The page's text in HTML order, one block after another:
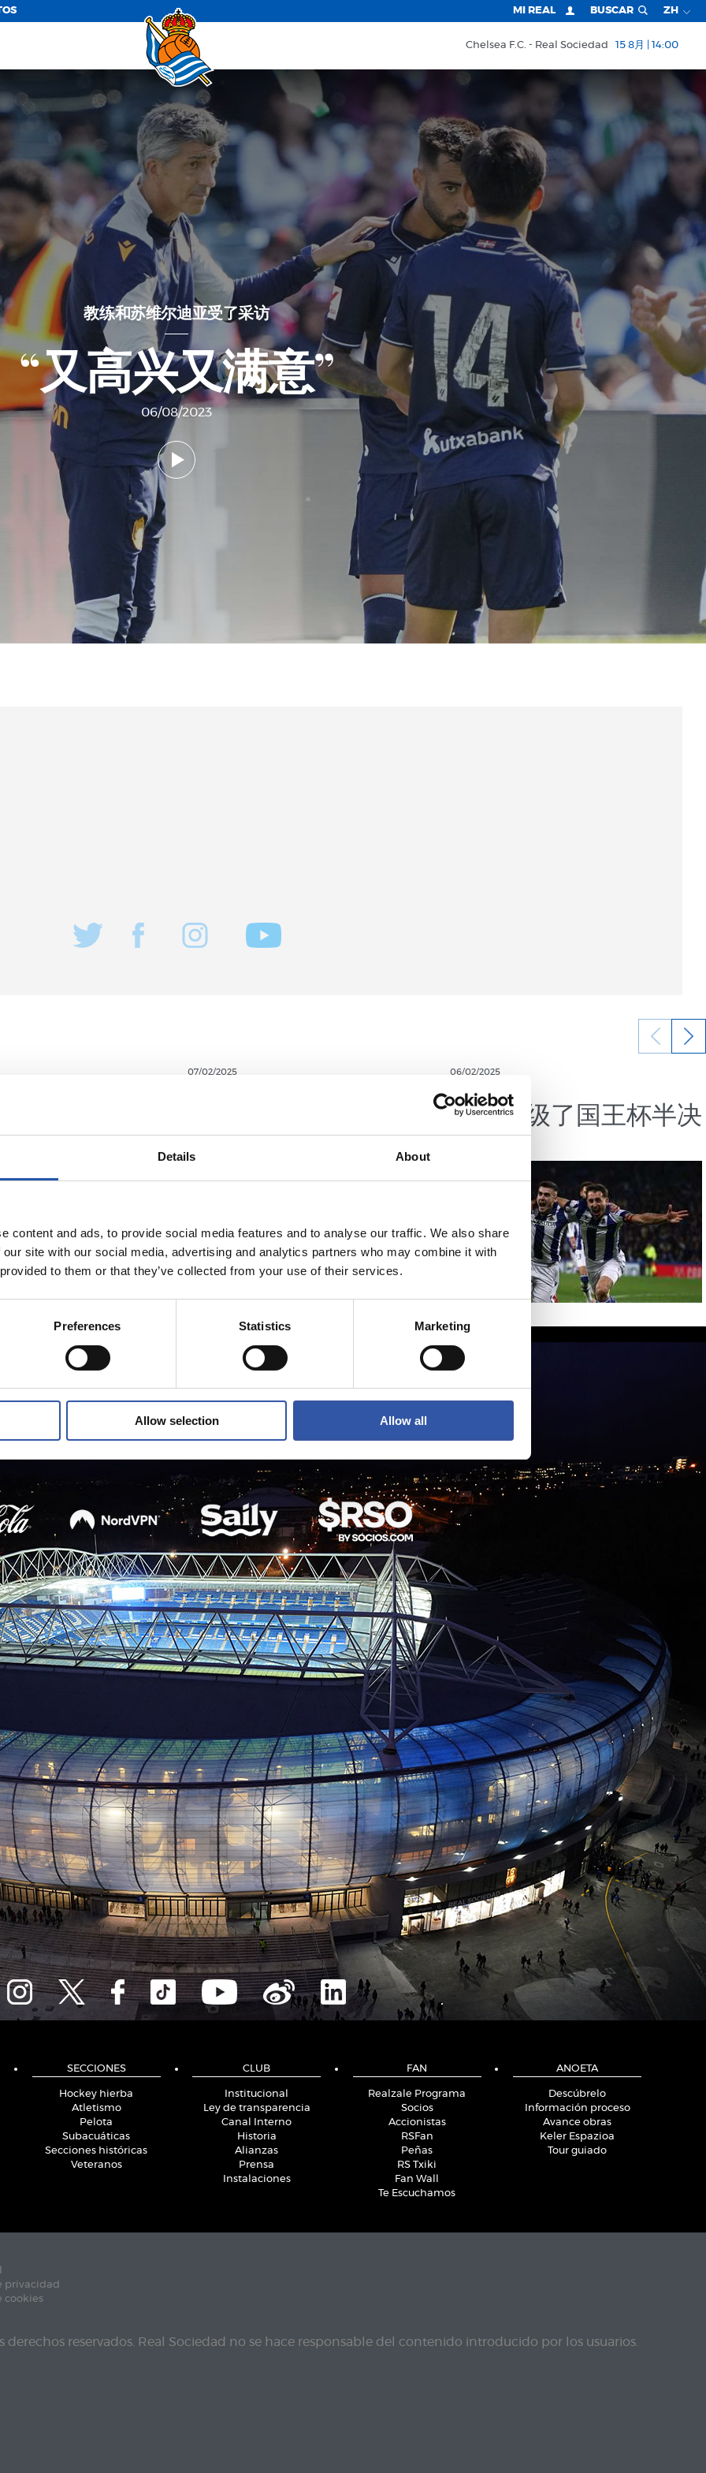
Details About
content and ads, to provide social media features and to analyse our traffic. We also share
site with our social media, advertising and analytics partners who may combine it with
to them or that they’ve collected from your use of their services.
Preferences Statistics Marketing
Allow selection Allow all
MI REAL BUSCAR ZH
Chelsea F.C. Real Sociedad 15 8月 | 14:00
教练和苏维尔迪亚受了采访
“又高兴又满意”
06/08/2023
07/02/2025
我们球场的又一个辉煌
的夜晚！
06/02/2025
视频总结
我们晋级了国王杯半决
赛
SECCIONES
Hockey hierba
Atletismo
Pelota
Subacuáticas
Secciones históricas
Veteranos
CLUB
Institucional
Ley de transparencia
Canal Interno
Historia
Alianzas
Prensa
Instalaciones
FAN
Realzale Programa
Socios
Accionistas
RSFan
Peñas
RS Txiki
Fan Wall
Te Escuchamos
ANOETA
Descúbrelo
Información proceso
Avance obras
Keler Espazioa
Tour guiado
privacidad
cookies
derechos reservados. Real Sociedad no se hace responsable del contenido introducido por los usuarios.